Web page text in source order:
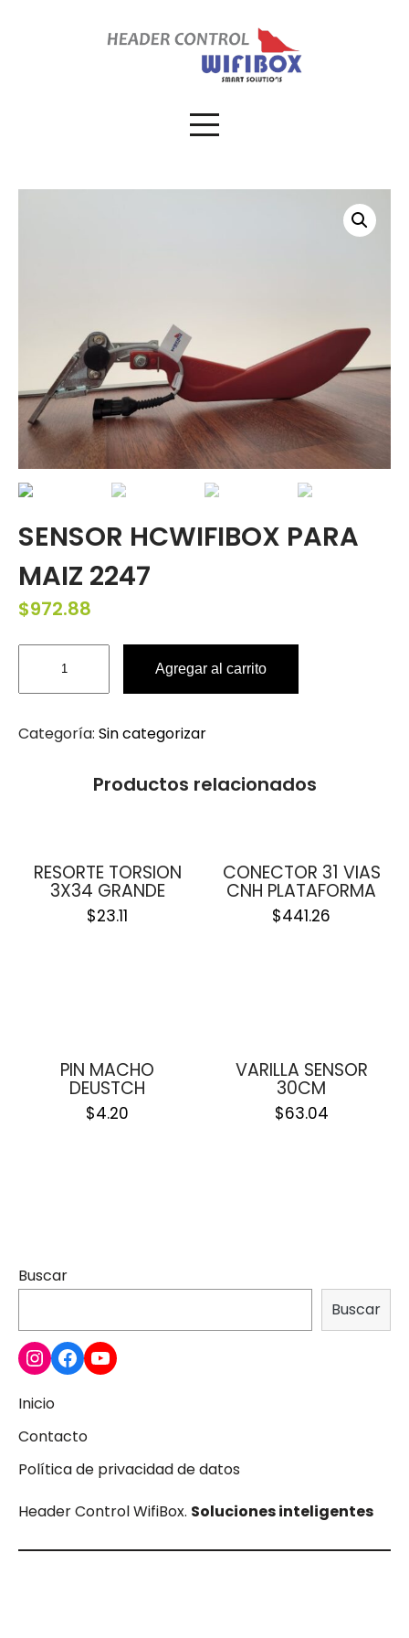
SENSOR HCWIFIBOX PARA
MAIZ 2247
$972.88
Agregar al carrito
Categoría: Sin categorizar
Productos relacionados
RESORTE TORSION
3X34 GRANDE
$23.11
CONECTOR 31 VIAS
CNH PLATAFORMA
$441.26
PIN MACHO
DEUSTCH
$4.20
VARILLA SENSOR
30CM
$63.04
Buscar
Buscar
Inicio
Contacto
Política de privacidad de datos
Header Control WifiBox. Soluciones inteligentes